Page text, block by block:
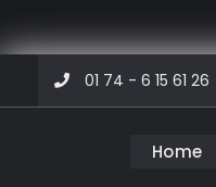
content
01 74 - 6 15 61 26
Musicfactory
Home